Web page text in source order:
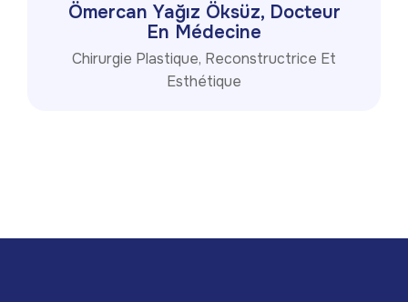
Ömercan Yağız Öksüz, Docteur
En Médecine
Chirurgie Plastique, Reconstructrice Et
Esthétique